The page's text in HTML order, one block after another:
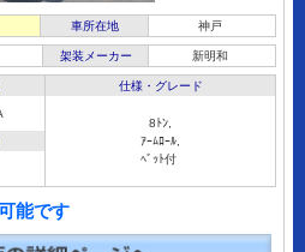
車所在地 神戸
架装メーカー 新明和
仕様・グレード
8ﾄﾝ,
ｱｰﾑﾛｰﾙ,
ﾍﾞｯﾄ付
能です